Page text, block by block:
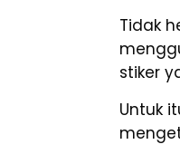
Tidak
stiker
Untuk